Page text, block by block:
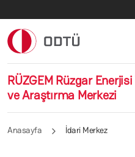
RÜZGEM Rüzgar
ve Araştırma Merkezi
Anasayfa İdari Merkez